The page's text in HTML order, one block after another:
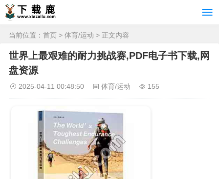
当前位置： 首页 > 体育/运动 > 正文内容
世界上最艰难的耐力挑战赛,PDF电子书下载,网
盘资源
2025-04-11 00:48:50 体育/运动 155